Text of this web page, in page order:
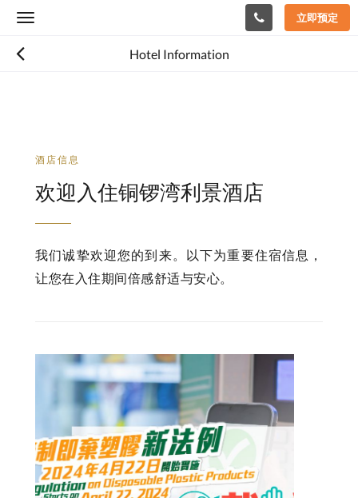
Toggle
立即预定
Hotel Information
酒店信息
欢迎入住铜锣湾利景酒店
我们诚挚欢迎您的到来。以下为重要住宿信息，
让您在入住期间倍感舒适与安心。